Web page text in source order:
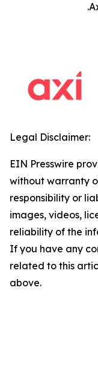
.
Legal Disclaimer:
EIN Presswire
without warranty
responsibility or
images, videos,
reliability of the
If you have any
related to this
above.